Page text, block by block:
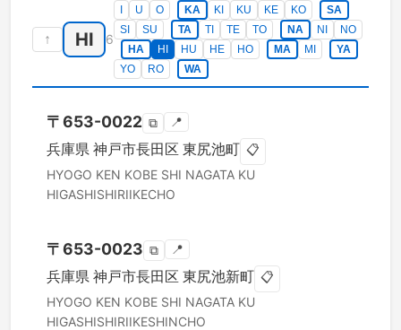
↑ HI 6
U O KA KI KU KE KO
SA
SI
SU TA TI TE TO NA NI
NO
HA
HI HU HE HO MA MI
YA
YO
RO WA
〒653-0022 ⧉ 📍
兵庫県 神戸市長田区 東尻池町 📋
HYOGO KEN KOBE SHI NAGATA KU
HIGASHISHIRIIKECHO
〒653-0023 ⧉ 📍
兵庫県 神戸市長田区 東尻池新町 📋
HYOGO KEN KOBE SHI NAGATA KU
HIGASHISHIRIIKESHINCHO